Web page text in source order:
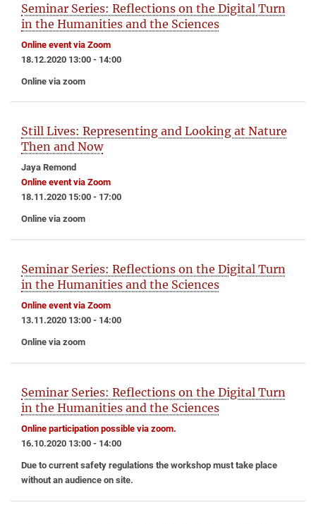
Seminar Series: Reflections on the Digital Turn
in the Humanities and the Sciences
Online event via Zoom
18.12.2020 13:00 - 14:00
Online via zoom
Still Lives: Representing and Looking at Nature
Then and Now
Jaya Remond
Online event via Zoom
18.11.2020 15:00 - 17:00
Online via zoom
Seminar Series: Reflections on the Digital Turn
in the Humanities and the Sciences
Online event via Zoom
13.11.2020 13:00 - 14:00
Online via zoom
Seminar Series: Reflections on the Digital Turn
in the Humanities and the Sciences
Online participation possible via zoom.
16.10.2020 13:00 - 14:00
Due to current safety regulations the workshop must take place
without an audience on site.